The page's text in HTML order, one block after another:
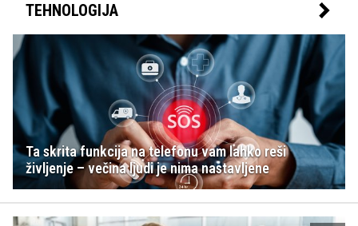
TEHNOLOGIJA
Ta skrita funkcija na telefonu vam lahko reši
življenje – večina ljudi je nima nastavljene